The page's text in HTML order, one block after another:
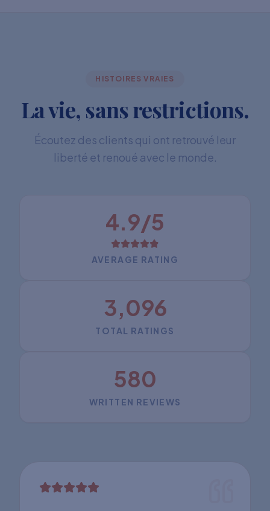
HISTOIRES VRAIES
La vie, sans restrictions.
Écoutez des clients qui ont retrouvé leur
liberté et renoué avec le monde.
4.9/5
AVERAGE RATING
3,096
TOTAL RATINGS
580
WRITTEN REVIEWS